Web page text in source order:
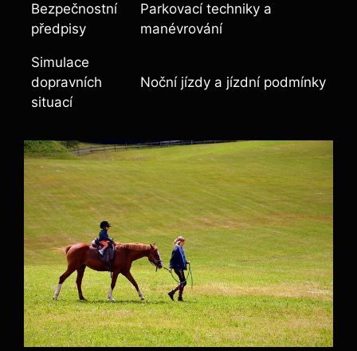
Bezpečnostní
předpisy
Parkovací techniky a
manévrování
Simulace
dopravních
situací
Noční jízdy a jízdní podmínky